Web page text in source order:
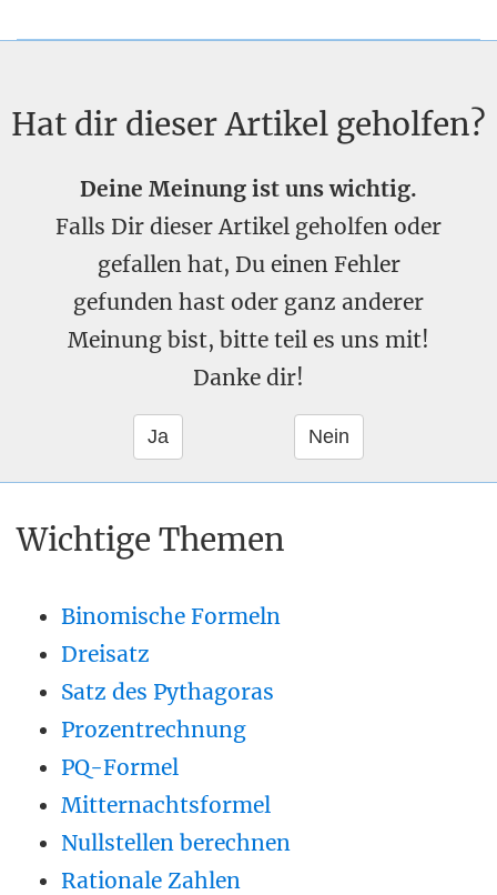
Hat dir dieser Artikel geholfen?
Deine Meinung ist uns wichtig.
Falls Dir dieser Artikel geholfen oder
gefallen hat, Du einen Fehler
gefunden hast oder ganz anderer
Meinung bist, bitte teil es uns mit!
Danke dir!
Wichtige Themen
Binomische Formeln
Dreisatz
Satz des Pythagoras
Prozentrechnung
PQ-Formel
Mitternachtsformel
Nullstellen berechnen
Rationale Zahlen